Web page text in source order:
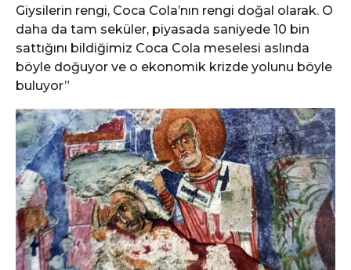
Giysilerin rengi, Coca Cola’nın rengi doğal olarak. O
daha da tam seküler, piyasada saniyede 10 bin
sattığını bildiğimiz Coca Cola meselesi aslında
böyle doğuyor ve o ekonomik krizde yolunu böyle
buluyor”